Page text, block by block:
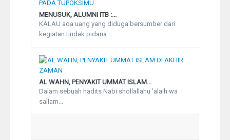
MENUSUK, ALUMNI ITB :...
KALAU ada uang yang diduga bersumber dari
kegiatan tindak pidana...
AL WAHN, PENYAKIT UMMAT ISLAM...
Dalam sebuah hadits Nabi shollallahu ’alaih wa
sallam...